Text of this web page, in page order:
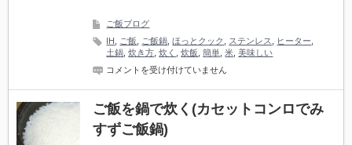
ご飯ブログ
IH
ご飯 ご飯鍋 ,ほっとクック ステンレス ヒーター
土鍋 ,炊き方 ,炊く ,炊飯 ,簡単 ,米 ,美味しい
ご
を
鍋
で
炊
く
コメントを受け付けていません
ご飯を鍋で炊く(カセットコンロでみ
すずご飯鍋)